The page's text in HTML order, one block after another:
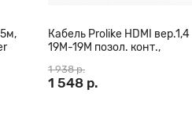
Кабель Prolike HDMI вер.1,4
19М-19М позол. конт.,
1 938 р.
1 548 р.